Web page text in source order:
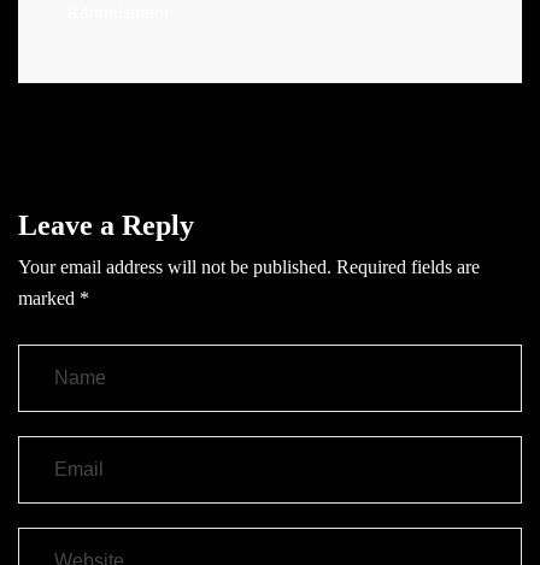
Leave a Reply
Your email address will not be published. Required fields are
marked *